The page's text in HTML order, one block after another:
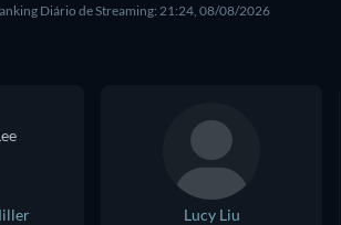
Diário de Streaming: 21:24, 08/08/2026
Lucy Liu